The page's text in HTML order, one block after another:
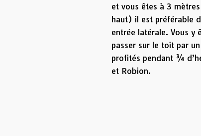
et vous êtes à 3
haut) il est préférable
entrée latérale. Vous y
passer sur le toit par
profités pendant ¾
et Robion.